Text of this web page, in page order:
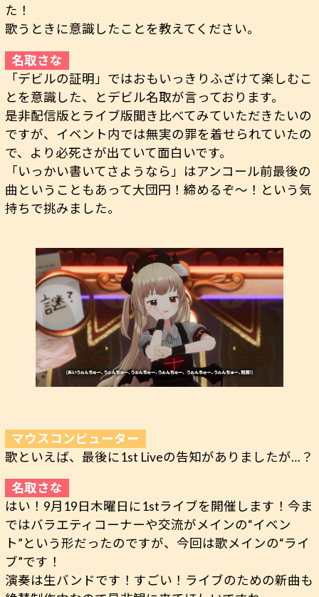
た！
歌うときに意識したことを教えてください。
「デビルの証明」ではおもいっきりふざけて楽しむこ
とを意識した、とデビル名取が言っております。
是非配信版とライブ版聞き比べてみていただきたいの
ですが、イベント内では無実の罪を着せられていたの
で、より必死さが出ていて面白いです。
「いっかい書いてさようなら」はアンコール前最後の
曲ということもあって大団円！締めるぞ～！という気
持ちで挑みました。
歌といえば、最後に1st Liveの告知がありましたが…？
はい！9月19日木曜日に1stライブを開催します！今ま
ではバラエティコーナーや交流がメインの“イベン
ト”という形だったのですが、今回は歌メインの“ライ
ブ”です！
演奏は生バンドです！すごい！ライブのための新曲も